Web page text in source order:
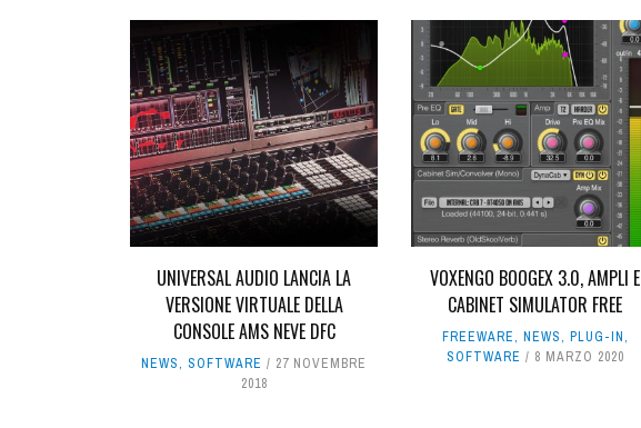
UNIVERSAL AUDIO LANCIA LA
VERSIONE VIRTUALE DELLA
CONSOLE AMS NEVE DFC
NEWS, SOFTWARE
27 NOVEMBRE
2018
VOXENGO BOOGEX 3.0, AMPLI E
CABINET SIMULATOR FREE
FREEWARE, NEWS, PLUG-IN,
SOFTWARE
8 MARZO 2020